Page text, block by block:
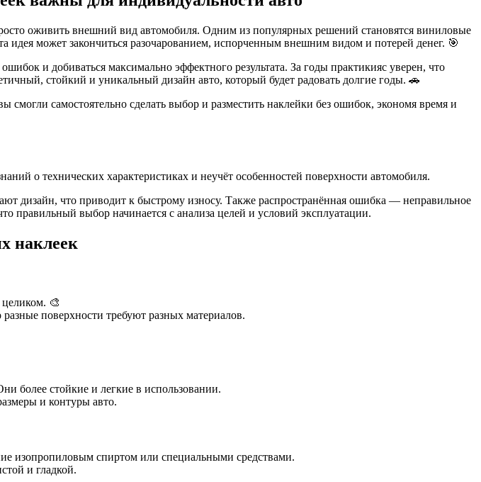
оживить внешний вид автомобиля. Одним из популярных решений становятся виниловые
идея может закончиться разочарованием, испорченным внешним видом и потерей денег. 🎯
и добиваться максимально эффектного результата. За годы практикияс уверен, что
стойкий и уникальный дизайн авто, который будет радовать долгие годы. 🚗
самостоятельно сделать выбор и разместить наклейки без ошибок, экономя время и
о технических характеристиках и неучёт особенностей поверхности автомобиля.
дизайн, что приводит к быстрому износу. Также распространённая ошибка — неправильное
правильный выбор начинается с анализа целей и условий эксплуатации.
наклеек
целиком. 🎨
поверхности требуют разных материалов.
более стойкие и легкие в использовании.
и контуры авто.
изопропиловым спиртом или специальными средствами.
и гладкой.